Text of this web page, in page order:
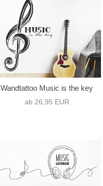
Wandtattoo Music is the key
ab 26,95 EUR